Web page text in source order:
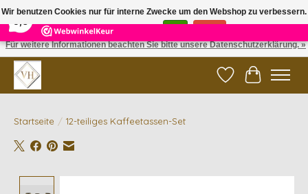
5 Reviews ×
✓ Gratis verzending vanaf €200 | ✓ 14 dagen retourneren
Wunschzettel
Ihr
Startseite / 12-teiliges Kaffeetassen-Set
Wir benutzen Cookies nur für interne Zwecke um den Webshop zu verbessern.
Ist das in Ordnung?
Für weitere Informationen beachten Sie bitte unsere Datenschutzerklärung. »